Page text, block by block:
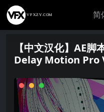
【中文汉化】AE
Delay Motion Pro